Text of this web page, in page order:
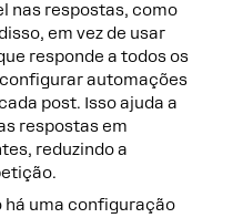
nas respostas, como
em vez de usar
responde a todos os
automações
post. Isso ajuda a
respostas em
reduzindo a
há uma configuração